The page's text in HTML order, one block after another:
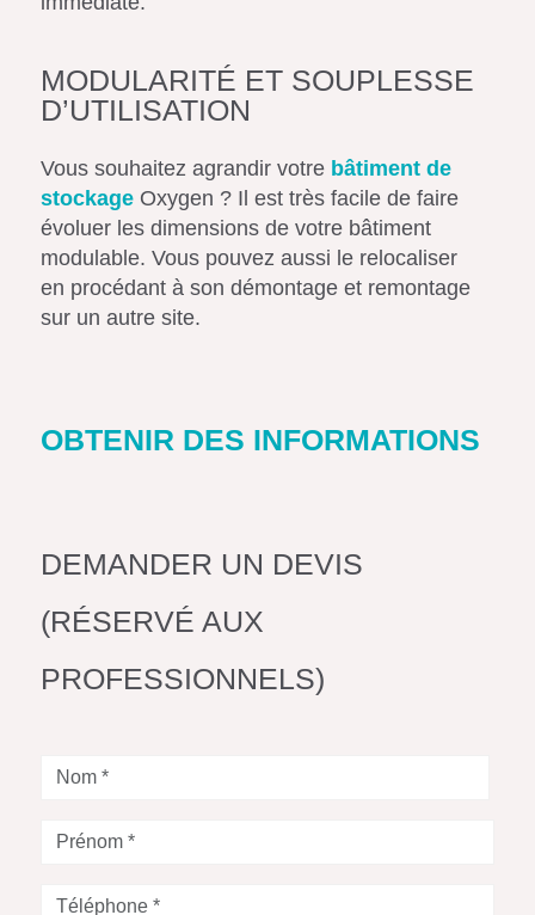
MODULARITÉ ET SOUPLESSE
D’UTILISATION
Vous souhaitez agrandir votre bâtiment de
stockageOxygen ? Il est très facile de faire
évoluer les dimensions de votre bâtiment
modulable. Vous pouvez aussi le relocaliser
en procédant à son démontage et remontage
sur un autre site.
OBTENIR DES INFORMATIONS
DEMANDER UN DEVIS
(RÉSERVÉ AUX
PROFESSIONNELS)
Nom
Prénom
Téléphone